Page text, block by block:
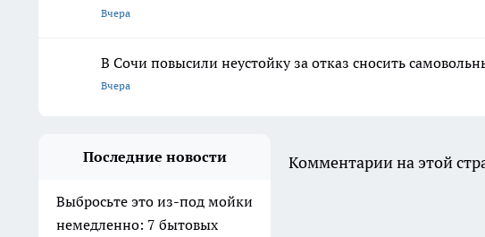
Вчера
В Сочи повысили неустойку за отказ сносить
Вчера
Последние новости
Выбросьте это из-под мойки
немедленно: 7 бытовых
Комментарии на этой